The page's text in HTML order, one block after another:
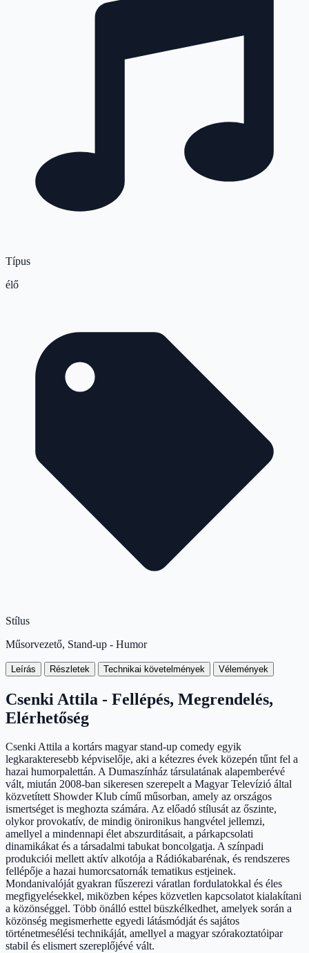
Típus
élő
Stílus
Műsorvezető, Stand-up - Humor
Leírás Részletek Technikai követelmények Vélemények
Csenki Attila - Fellépés, Megrendelés,
Elérhetőség
Csenki Attila a kortárs magyar stand-up comedy egyik
legkarakteresebb képviselője, aki a kétezres évek közepén tűnt fel a
hazai humorpalettán. A Dumaszínház társulatának alapemberévé
vált, miután 2008-ban sikeresen szerepelt a Magyar Televízió által
közvetített Showder Klub című műsorban, amely az országos
ismertséget is meghozta számára. Az előadó stílusát az őszinte,
olykor provokatív, de mindig önironikus hangvétel jellemzi,
amellyel a mindennapi élet abszurditásait, a párkapcsolati
dinamikákat és a társadalmi tabukat boncolgatja. A színpadi
produkciói mellett aktív alkotója a Rádiókabarénak, és rendszeres
fellépője a hazai humorcsatornák tematikus estjeinek.
Mondanivalóját gyakran fűszerezi váratlan fordulatokkal és éles
megfigyelésekkel, miközben képes közvetlen kapcsolatot kialakítani
a közönséggel. Több önálló esttel büszkélkedhet, amelyek során a
közönség megismerhette egyedi látásmódját és sajátos
történetmesélési technikáját, amellyel a magyar szórakoztatóipar
stabil és elismert szereplőjévé vált.